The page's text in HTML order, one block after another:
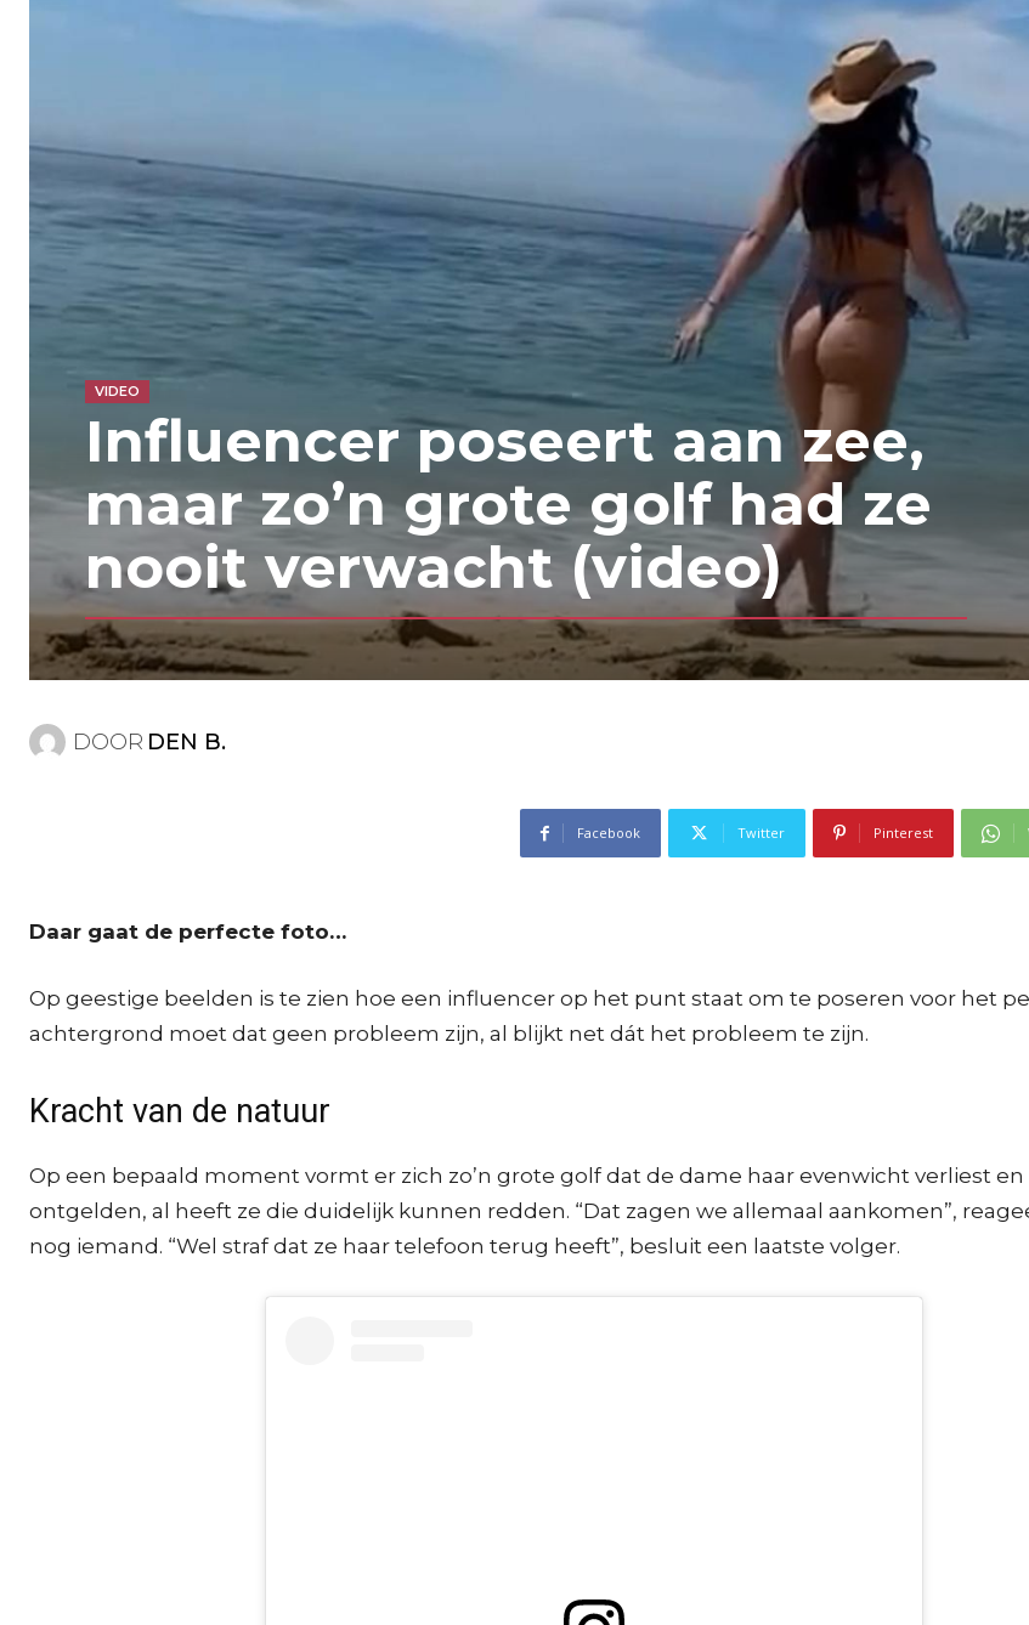
VIDEO
Influencer poseert aan zee,
maar zo’n grote golf had ze
nooit verwacht (video)
DOOR DEN B.
Facebook Twitter Pinterest
Daar gaat de perfecte foto…
Op geestige beelden is te zien hoe een influencer op het punt staat om te poseren voor het
achtergrond moet dat geen probleem zijn, al blijkt net dát het probleem te zijn.
Kracht van de natuur
Op een bepaald moment vormt er zich zo’n grote golf dat de dame haar evenwicht verliest
ontgelden, al heeft ze die duidelijk kunnen redden. “Dat zagen we allemaal aankomen”,
nog iemand. “Wel straf dat ze haar telefoon terug heeft”, besluit een laatste volger.